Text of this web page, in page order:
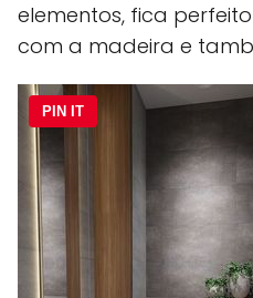
elementos, fica
com a madeira e
PIN IT